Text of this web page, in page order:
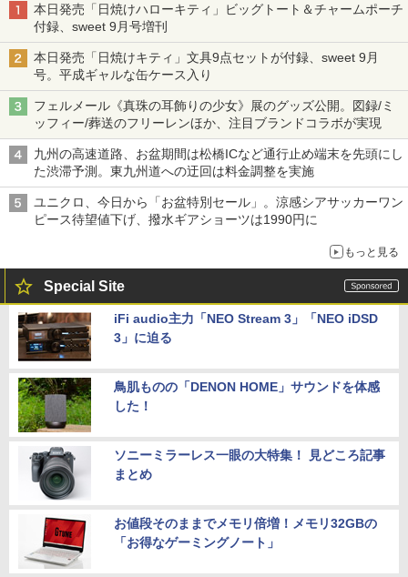
本日発売「日焼けハローキティ」ビッグトート＆チャームポーチ
付録、sweet 9月号増刊
本日発売「日焼けキティ」文具9点セットが付録、sweet 9月
号。平成ギャルな缶ケース入り
フェルメール《真珠の耳飾りの少女》展のグッズ公開。図録/ミ
ッフィー/葬送のフリーレンほか、注目ブランドコラボが実現
九州の高速道路、お盆期間は松橋ICなど通行止め端末を先頭にし
た渋滞予測。東九州道への迂回は料金調整を実施
ユニクロ、今日から「お盆特別セール」。涼感シアサッカーワン
ピース待望値下げ、撥水ギアショーツは1990円に
もっと見る
Special Site
iFi audio主力「NEO Stream 3」「NEO iDSD
3」に迫る
鳥肌ものの「DENON HOME」サウンドを体感
した！
ソニーミラーレス一眼の大特集！ 見どころ記事
まとめ
お値段そのままでメモリ倍増！メモリ32GBの
「お得なゲーミングノート」